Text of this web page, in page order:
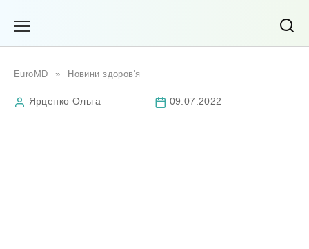
EuroMD » Новини здоров'я
Ярценко Ольга 09.07.2022